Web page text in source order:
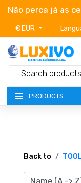
Não perca já as
€ EUR
PRODUCTS
TERMS OF SERVICE
CATALOGUES
Back to